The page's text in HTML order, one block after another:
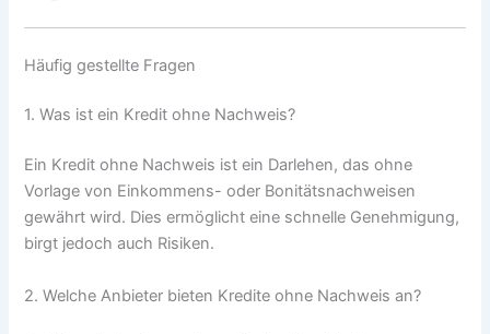
Häufig gestellte Fragen
1. Was ist ein Kredit ohne Nachweis?
Ein Kredit ohne Nachweis ist ein Darlehen, das ohne
Vorlage von Einkommens- oder Bonitätsnachweisen
gewährt wird. Dies ermöglicht eine schnelle Genehmigung,
birgt jedoch auch Risiken.
2. Welche Anbieter bieten Kredite ohne Nachweis an?